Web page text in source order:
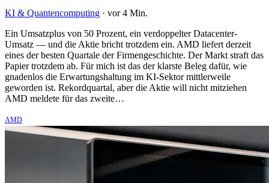
KI & Quantencomputing · vor 4 Min.
Ein Umsatzplus von 50 Prozent, ein verdoppelter Datacenter-
Umsatz — und die Aktie bricht trotzdem ein. AMD liefert derzeit
eines der besten Quartale der Firmengeschichte. Der Markt straft das
Papier trotzdem ab. Für mich ist das der klarste Beleg dafür, wie
gnadenlos die Erwartungshaltung im KI-Sektor mittlerweile
geworden ist. Rekordquartal, aber die Aktie will nicht mitziehen
AMD meldete für das zweite…
AMD